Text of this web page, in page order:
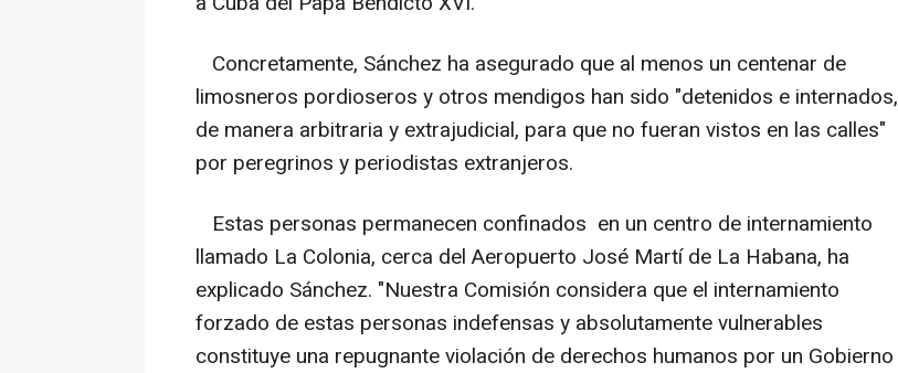
Concretamente, Sánchez ha asegurado que al menos un centenar de
limosneros pordioseros y otros mendigos han sido "detenidos e internados,
de manera arbitraria y extrajudicial, para que no fueran vistos en las calles"
por peregrinos y periodistas extranjeros.
Estas personas permanecen confinados en un centro de internamiento
llamado La Colonia, cerca del Aeropuerto José Martí de La Habana, ha
explicado Sánchez. "Nuestra Comisión considera que el internamiento
forzado de estas personas indefensas y absolutamente vulnerables
constituye una repugnante violación de derechos humanos por un Gobierno